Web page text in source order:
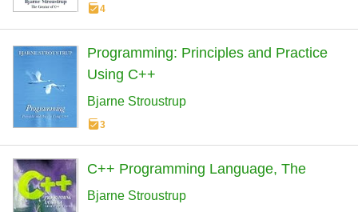
4
Programming: Principles and Practice
Using C++
Bjarne Stroustrup
3
C++ Programming Language, The
Bjarne Stroustrup